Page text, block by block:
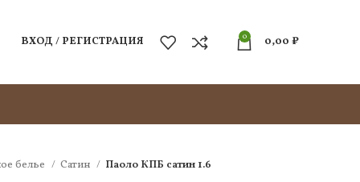
ВХОД / РЕГИСТРАЦИЯ 0 0,00 ₽
белье Сатин Паоло КПБ сатин 1.6